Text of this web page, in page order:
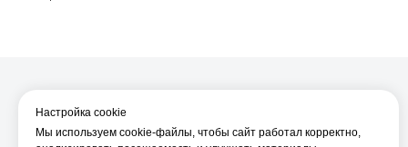
О компании
Настройка cookie
Мы используем cookie-файлы, чтобы сайт работал корректно,